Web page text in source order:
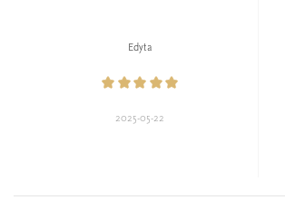
Edyta
2025-05-22